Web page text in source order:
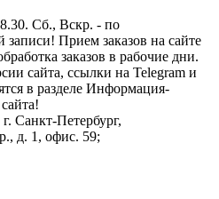
Сб., Вскр. - по
записи! Прием заказов на сайте
заказов в рабочие дни.
сайта, ссылки на Telegram и
в разделе Информация-
Санкт-Петербург,
д. 1, офис. 59;